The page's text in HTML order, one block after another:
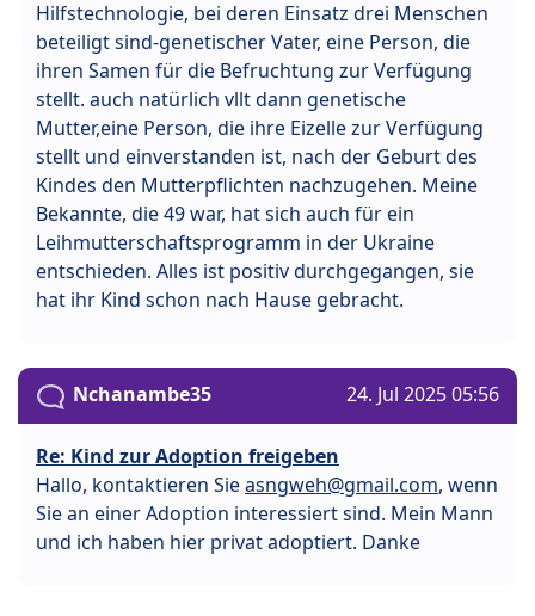
Hilfstechnologie, bei deren Einsatz drei Menschen
beteiligt sind-genetischer Vater, eine Person, die
ihren Samen für die Befruchtung zur Verfügung
stellt. auch natürlich vllt dann genetische
Mutter,eine Person, die ihre Eizelle zur Verfügung
stellt und einverstanden ist, nach der Geburt des
Kindes den Mutterpflichten nachzugehen. Meine
Bekannte, die 49 war, hat sich auch für ein
Leihmutterschaftsprogramm in der Ukraine
entschieden. Alles ist positiv durchgegangen, sie
hat ihr Kind schon nach Hause gebracht.
Nchanambe35 24. Jul 2025 05:56
Re: Kind zur Adoption freigeben
Hallo, kontaktieren Sieasngweh@gmail.com, wenn
Sie an einer Adoption interessiert sind. Mein Mann
und ich haben hier privat adoptiert. Danke